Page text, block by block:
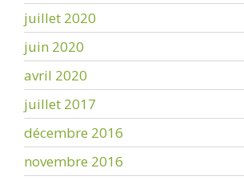
juillet 2020
juin 2020
avril 2020
juillet 2017
décembre 2016
novembre 2016